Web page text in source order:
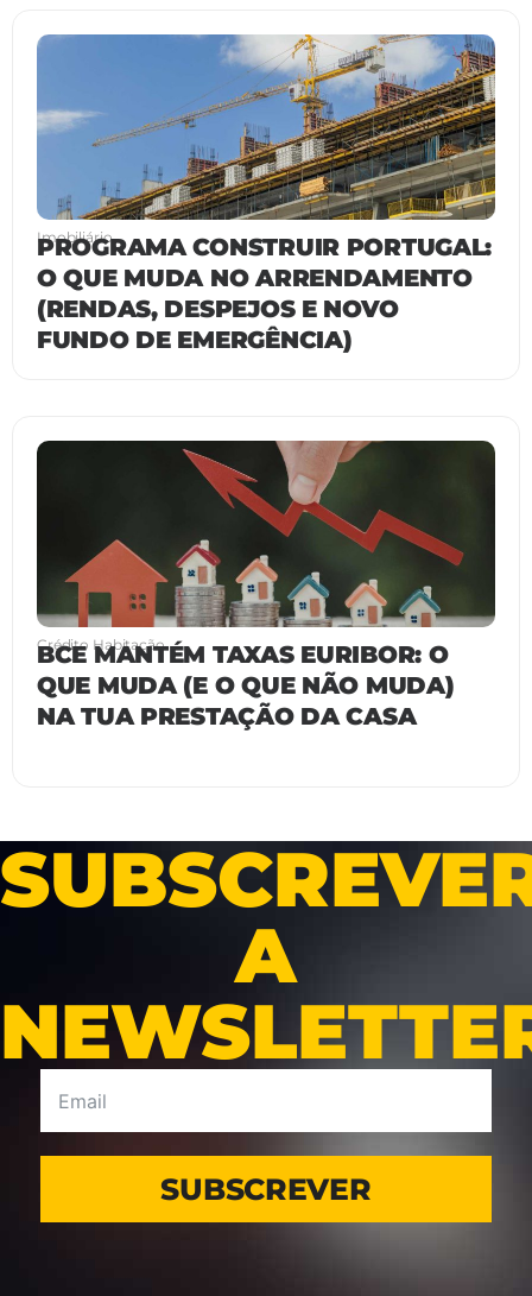
Imobiliário
PROGRAMA CONSTRUIR PORTUGAL:
O QUE MUDA NO ARRENDAMENTO
(RENDAS, DESPEJOS E NOVO
FUNDO DE EMERGÊNCIA)
Crédito Habitação
BCE MANTÉM TAXAS EURIBOR: O
QUE MUDA (E O QUE NÃO MUDA)
NA TUA PRESTAÇÃO DA CASA
A
SUBSCREVER